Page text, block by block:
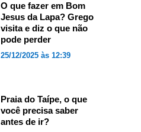
O que fazer em Bom
Jesus da Lapa? Grego
visita e diz o que não
pode perder
25/12/2025 às 12:39
Praia do Taípe, o que
você precisa saber
antes de ir?